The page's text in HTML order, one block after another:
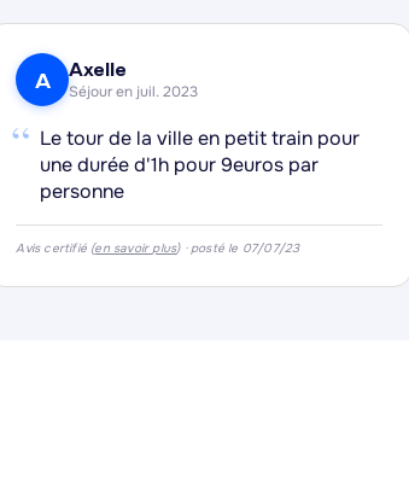
A Axelle
Séjour en juil. 2023
“ Le tour de la ville en petit train pour
une durée d'1h pour 9euros par
personne
Avis certifié (en savoir plus) · posté le 07/07/23